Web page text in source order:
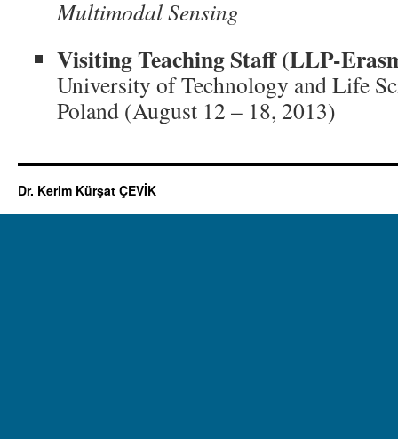
Multimodal Sensing
Visiting Teaching Staff (LLP-
University of Technology and Life
Poland (August 12 – 18, 2013)
Dr. Kerim Kürşat ÇEVİK